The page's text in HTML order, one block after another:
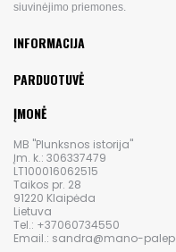
siuvinėjimo priemones.
INFORMACIJA
PARDUOTUVĖ
ĮMONĖ
MB "Plunksnos istorija"
Įm. k.: 306337479
LT100016062515
Taikos pr. 28
91220 Klaipėda
Lietuva
Tel.: +37060734550
Email.: sandra@mano-